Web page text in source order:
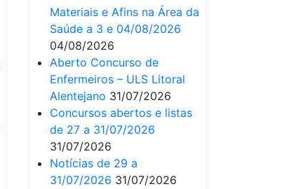
Materiais e Afins na Área da
Saúde a 3 e 04/08/2026
04/08/2026
Aberto Concurso de
Enfermeiros – ULS Litoral
Alentejano 31/07/2026
Concursos abertos e listas
de 27 a 31/07/2026
31/07/2026
Notícias de 29 a
31/07/2026 31/07/2026